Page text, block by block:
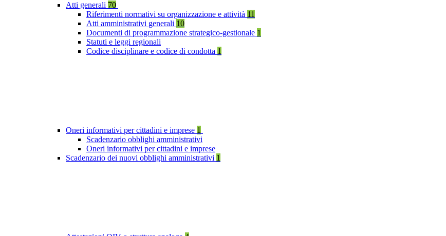
Atti generali 70
Riferimenti normativi su organizzazione e attività 11
Atti amministrativi generali 10
Documenti di programmazione strategico-gestionale 1
Statuti e leggi regionali
Codice disciplinare e codice di condotta 1
Oneri informativi per cittadini e imprese 1
Scadenzario obblighi amministrativi
Oneri informativi per cittadini e imprese
Scadenzario dei nuovi obblighi amministrativi 1